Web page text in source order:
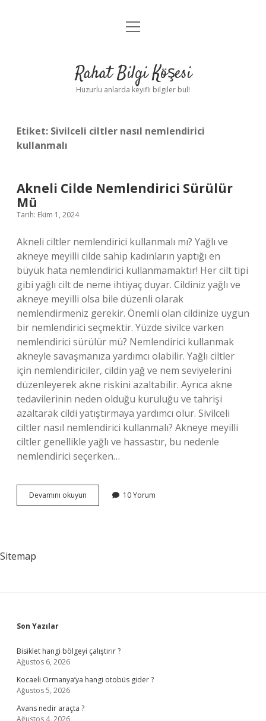
Anasayfa
Yasal Uyarı
menüyü
Rahat Bilgi Köşesi
Huzurlu anlarda keyifli bilgiler bul!
Etiket: Sivilceli ciltler nasıl nemlendirici
kullanmalı
Akneli Cilde Nemlendirici Sürülür
Mü
Tarih: Ekim 1, 2024
Akneli ciltler nemlendirici kullanmalı mı? Yağlı ve
akneye meyilli cilde sahip kadınların yaptığı en
büyük hata nemlendirici kullanmamaktır! Her cilt tipi
gibi yağlı cilt de neme ihtiyaç duyar. Cildiniz yağlı ve
akneye meyilli olsa bile düzenli olarak
nemlendirmeniz gerekir. Önemli olan cildinize uygun
bir nemlendirici seçmektir. Yüzde sivilce varken
nemlendirici sürülür mü? Nemlendirici kullanmak
akneyle savaşmanıza yardımcı olabilir. Yağlı ciltler
için nemlendiriciler, cildin yağ ve nem seviyelerini
düzenleyerek akne riskini azaltabilir. Ayrıca akne
tedavilerinin neden olduğu kuruluğu ve tahrişi
azaltarak cildi yatıştırmaya yardımcı olur. Sivilceli
ciltler nasıl nemlendirici kullanmalı? Akneye meyilli
ciltler genellikle yağlı ve hassastır, bu nedenle
nemlendirici seçerken…
Devamını okuyun
Cilde
10 Yorum
Sitemap
Sidebar
Son Yazılar
Bisiklet hangi bölgeyi çalıştırır ?
Ağustos 6, 2026
Kocaeli Ormanya’ya hangi otobüs gider ?
Ağustos 5, 2026
Avans nedir araçta ?
Ağustos 4, 2026